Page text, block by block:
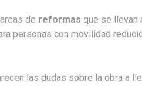
de reformas que se llevan
personas con movilidad
las dudas sobre la obra a